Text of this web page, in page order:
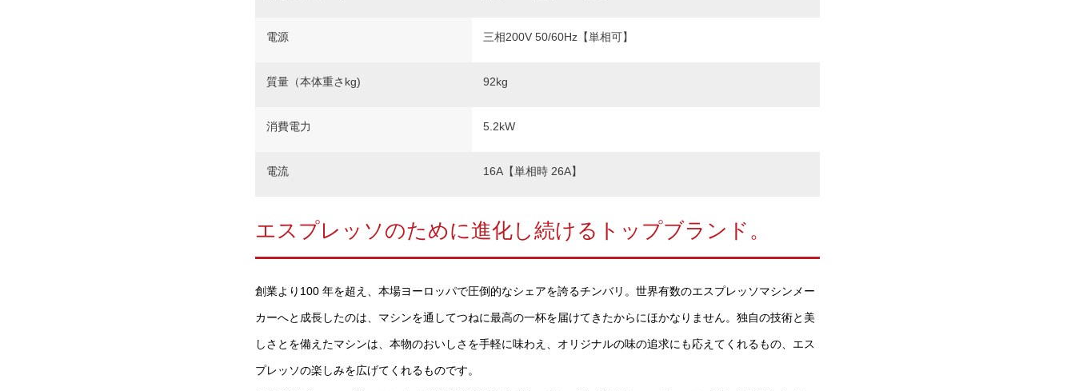
電源 三相200V 50/60Hz【単相可】
質量（本体重さkg) 92kg
消費電力 5.2kW
電流 16A【単相時 26A】
エスプレッソのために進化し続けるトップブランド。
創業より100 年を超え、本場ヨーロッパで圧倒的なシェアを誇るチンバリ。世界有数のエスプレッソマシンメー
カーへと成長したのは、マシンを通してつねに最高の一杯を届けてきたからにほかなりません。独自の技術と美
しさとを備えたマシンは、本物のおいしさを手軽に味わえ、オリジナルの味の追求にも応えてくれるもの、エス
プレッソの楽しみを広げてくれるものです。